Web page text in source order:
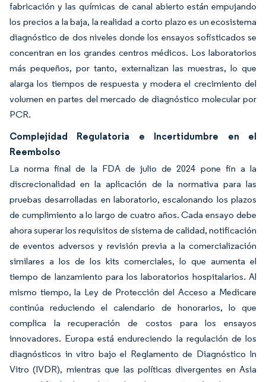
fabricación y las químicas de canal abierto están empujando
los precios a la baja, la realidad a corto plazo es un ecosistema
diagnóstico de dos niveles donde los ensayos sofisticados se
concentran en los grandes centros médicos. Los laboratorios
más pequeños, por tanto, externalizan las muestras, lo que
alarga los tiempos de respuesta y modera el crecimiento del
volumen en partes del mercado de diagnóstico molecular por
PCR.
Complejidad Regulatoria e Incertidumbre en el
Reembolso
La norma final de la FDA de julio de 2024 pone fin a la
discrecionalidad en la aplicación de la normativa para las
pruebas desarrolladas en laboratorio, escalonando los plazos
de cumplimiento a lo largo de cuatro años. Cada ensayo debe
ahora superar los requisitos de sistema de calidad, notificación
de eventos adversos y revisión previa a la comercialización
similares a los de los kits comerciales, lo que aumenta el
tiempo de lanzamiento para los laboratorios hospitalarios. Al
mismo tiempo, la Ley de Protección del Acceso a Medicare
continúa reduciendo el calendario de honorarios, lo que
complica la recuperación de costos para los ensayos
innovadores. Europa está endureciendo la regulación de los
diagnósticos in vitro bajo el Reglamento de Diagnóstico In
Vitro (IVDR), mientras que las políticas divergentes en Asia